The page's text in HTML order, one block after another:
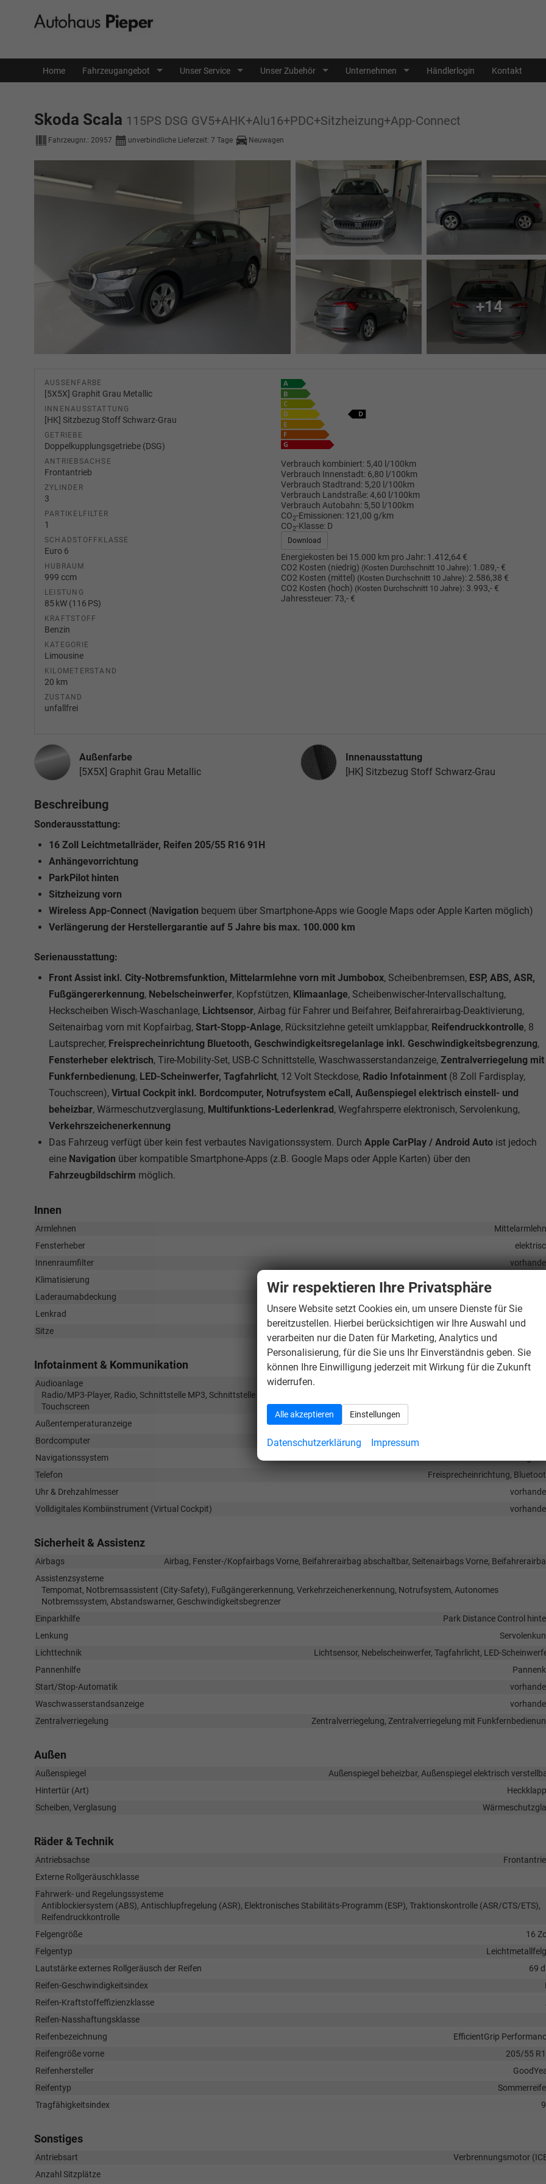
Home Fahrzeugangebot Unser Service Unser Zubehör Unternehmen Händlerlogin Kontakt
Skoda Scala 115PS DSG GV5+AHK+Alu16+PDC+Sitzheizung+App-Connect
Fahrzeugnr.: 20957 unverbindliche Lieferzeit: 7 Tage Neuwagen
+14
AUSSENFARBE
[5X5X] Graphit Grau Metallic
INNENAUSSTATTUNG
[HK] Sitzbezug Stoff Schwarz-Grau
GETRIEBE
Doppelkupplungsgetriebe (DSG)
ANTRIEBSACHSE
Frontantrieb
ZYLINDER
3
PARTIKELFILTER
1
SCHADSTOFFKLASSE
Euro 6
HUBRAUM
999 ccm
LEISTUNG
85 kW (116 PS)
KRAFTSTOFF
Benzin
KATEGORIE
Limousine
KILOMETERSTAND
20 km
ZUSTAND
unfallfrei
Verbrauch kombiniert: 5,40 l/100km
Verbrauch Innenstadt: 6,80 l/100km
Verbrauch Stadtrand: 5,20 l/100km
Verbrauch Landstraße:4,60 l/100km
Verbrauch Autobahn: 5,50 l/100km
CO2-Emissionen: 121,00 g/km
CO2-Klasse: D
Download
Energiekosten bei 15.000 km pro Jahr: 1.412,64 €
CO2 Kosten (niedrig) (Kosten Durchschnitt 10 Jahre): 1.089,- €
CO2 Kosten (mittel) (Kosten Durchschnitt 10 Jahre): 2.586,38 €
CO2 Kosten (hoch) (Kosten Durchschnitt 10 Jahre): 3.993,- €
Jahressteuer:73,- €
Außenfarbe
[5X5X] Graphit Grau Metallic
Innenausstattung
Innenausstattung
[HK] Sitzbezug Stoff Schwarz-Grau
Beschreibung
Sonderausstattung:
16 Zoll Leichtmetallräder, Reifen 205/55 R16 91H
Anhängevorrichtung
ParkPilot hinten
Sitzheizung vorn
Wireless App-Connect (Navigation bequem über Smartphone-Apps wie Google Maps oder Apple Karten möglich)
Verlängerung der Herstellergarantie auf 5 Jahre bis max. 100.000 km
Serienausstattung:
Front Assist inkl. City-Notbremsfunktion, Mittelarmlehne vorn mit Jumbobox, Scheibenbremsen, ESP, ABS, ASR,
Fußgängererkennung, Nebelscheinwerfer, Kopfstützen, Klimaanlage, Scheibenwischer-Intervallschaltung,
Heckscheiben Wisch-Waschanlage, Lichtsensor, Airbag für Fahrer und Beifahrer, Beifahrerairbag-Deaktivierung,
Seitenairbag vorn mit Kopfairbag, Start-Stopp-Anlage, Rücksitzlehne geteilt umklappbar, Reifendruckkontrolle, 8
Lautsprecher, Freisprecheinrichtung Bluetooth, Geschwindigkeitsregelanlage inkl. Geschwindigkeitsbegrenzung,
Fensterheber elektrisch, Tire-Mobility-Set, USB-C Schnittstelle, Waschwasserstandanzeige, Zentralverriegelung mit
Funkfernbedienung, LED-Scheinwerfer, Tagfahrlicht, 12 Volt Steckdose, Radio Infotainment (8 Zoll Fardisplay,
Touchscreen), Virtual Cockpit inkl. Bordcomputer, Notrufsystem eCall, Außenspiegel elektrisch einstell- und
beheizbar, Wärmeschutzverglasung, Multifunktions-Lederlenkrad, Wegfahrsperre elektronisch, Servolenkung,
Verkehrszeichenerkennung
Das Fahrzeug verfügt über kein fest verbautes Navigationssystem. Durch Apple CarPlay / Android Auto ist jedoch
eine Navigation über kompatible Smartphone-Apps (z.B. Google Maps oder Apple Karten) über den
Fahrzeugbildschirm möglich.
Innen
Armlehnen
Fensterheber
Innenraumfilter
Klimatisierung
Klimaanlage manuell
Laderaumabdeckung
Lenkrad
in Leder, mit Multifunktionen
Sitze
Rücksitzbank hinten geteilt, Sitzheizung
Infotainment & Kommunikation
Audioanlage
Radio/MP3-Player, Radio, Schnittstelle MP3, Schnittstelle USB, Farbdisplay, Android Auto, Apple CarPlay, Musikstreaming integriert,
Touchscreen
Außentemperaturanzeige
Bordcomputer
Navigationssystem
Telefon
Freisprecheinrichtung,
Uhr & Drehzahlmesser
Volldigitales Kombiinstrument (Virtual Cockpit)
Sicherheit & Assistenz
Airbags
Airbag, Fenster-/Kopfairbags Vorne, Beifahrerairbag abschaltbar, Seitenairbags Vorne,
Assistenzsysteme
Tempomat, Notbremsassistent (City-Safety), Fußgängererkennung, Verkehrzeichenerkennung, Notrufsystem, Autonomes
Notbremssystem, Abstandswarner, Geschwindigkeitsbegrenzer
Einparkhilfe
Park Distance Control
Lenkung
Lichttechnik
Lichtsensor, Nebelscheinwerfer, Tagfahrlicht, LED-
Pannenhilfe
Start/Stop-Automatik
Waschwasserstandsanzeige
Zentralverriegelung
Zentralverriegelung, Zentralverriegelung mit
Außen
Außenspiegel
Außenspiegel beheizbar, Außenspiegel elektrisch
Hintertür (Art)
Scheiben, Verglasung
Räder & Technik
Antriebsachse
Externe Rollgeräuschklasse
Fahrwerk- und Regelungssysteme
Antiblockiersystem (ABS), Antischlupfregelung (ASR), Elektronisches Stabilitäts-Programm (ESP), Traktionskontrolle (ASR/CTS/ETS),
Reifendruckkontrolle
Felgengröße
16
Felgentyp
Lautstärke externes Rollgeräusch der Reifen
69
Reifen-Geschwindigkeitsindex
Reifen-Kraftstoffeffizienzklasse
Reifen-Nasshaftungsklasse
Reifenbezeichnung
EfficientGrip
Reifengröße vorne
205/55
Reifenhersteller
Reifentyp
Tragfähigkeitsindex
Sonstiges
Antriebsart
Verbrennungsmotor
Anzahl Sitzplätze
Wir respektieren Ihre Privatsphäre
Unsere Website setzt Cookies ein, um unsere Dienste für Sie
bereitzustellen. Hierbei berücksichtigen wir Ihre Auswahl und
verarbeiten nur die Daten für Marketing, Analytics und
Personalisierung, für die Sie uns Ihr Einverständnis geben. Sie
können Ihre Einwilligung jederzeit mit Wirkung für die Zukunft
widerrufen.
Alle akzeptieren Einstellungen
Datenschutzerklärung Impressum